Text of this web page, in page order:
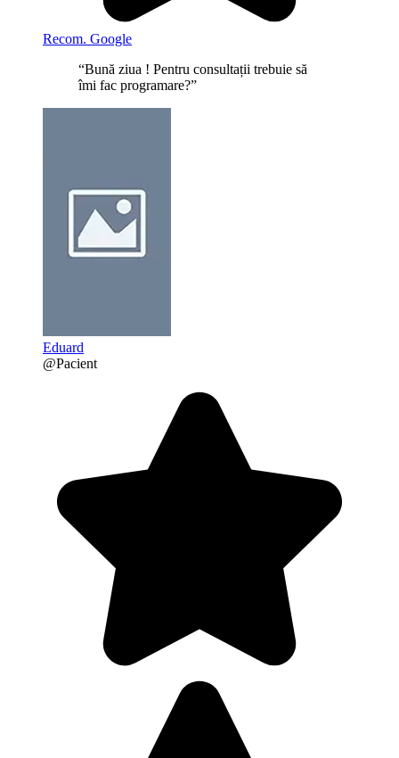
Recom. Google
“Bună ziua ! Pentru consultații trebuie să
îmi fac programare?”
Eduard
@Pacient